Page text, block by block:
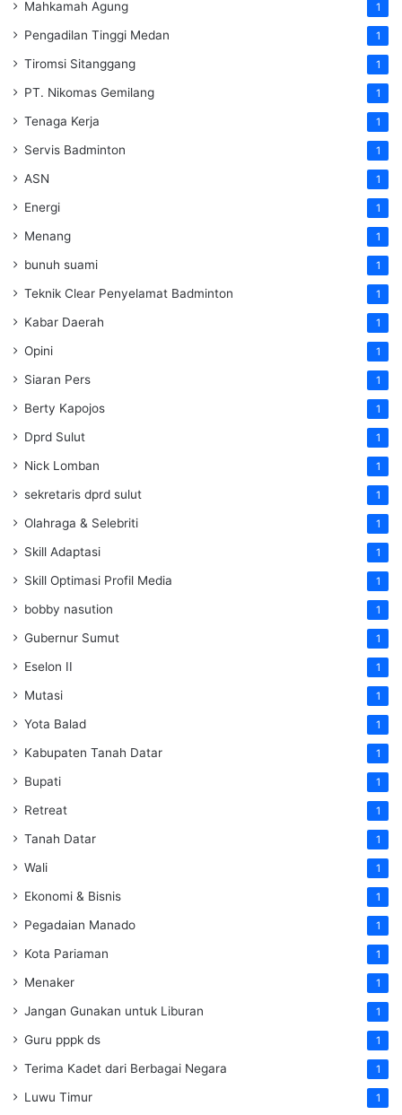
Mahkamah Agung 1
Pengadilan Tinggi Medan 1
Tiromsi Sitanggang 1
PT. Nikomas Gemilang 1
Tenaga Kerja 1
Servis Badminton 1
ASN 1
Energi 1
Menang 1
bunuh suami 1
Teknik Clear Penyelamat Badminton 1
Kabar Daerah 1
Opini 1
Siaran Pers 1
Berty Kapojos 1
Dprd Sulut 1
Nick Lomban 1
sekretaris dprd sulut 1
Olahraga & Selebriti 1
Skill Adaptasi 1
Skill Optimasi Profil Media 1
bobby nasution 1
Gubernur Sumut 1
Eselon II 1
Mutasi 1
Yota Balad 1
Kabupaten Tanah Datar 1
Bupati 1
Retreat 1
Tanah Datar 1
Wali 1
Ekonomi & Bisnis 1
Pegadaian Manado 1
Kota Pariaman 1
Menaker 1
Jangan Gunakan untuk Liburan 1
Guru pppk ds 1
Terima Kadet dari Berbagai Negara 1
Luwu Timur 1